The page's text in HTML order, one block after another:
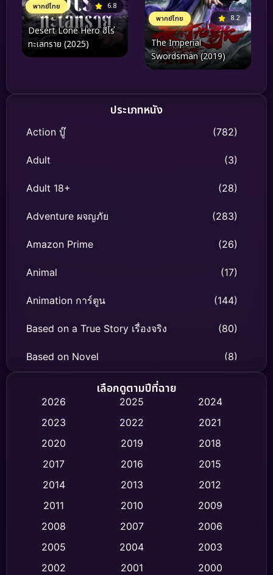
พากย์ไทย 6.8
Desert Lone Hero ฮีโร่
ทะเลทราย (2025)
พากย์ไทย 8.2
The Imperial
Swordsman (2019)
ประเภทหนัง
Action บู๊ (782)
Adult (3)
Adult 18+ (28)
Adventure ผจญภัย (283)
Amazon Prime (26)
Animal (17)
Animation การ์ตูน (144)
Based on a True Story เรื่องจริง (80)
Based on Novel (8)
Biography ชีวิตจริง
Classic หนังคลาสสิก (47)
Comedy ตลก (455)
Crime อาชญากรรม (535)
Cult Film
เลือกดูตามปีที่ฉาย
2026 2025
2024
2023
2022
2021
2020
2019
2018
2017
2016
2015
2014
2013
2012
2011
2010
2009
2008
2007
2006
2005
2004
2003
2002
2001
2000